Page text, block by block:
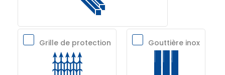
Grille de protection Gouttière inox